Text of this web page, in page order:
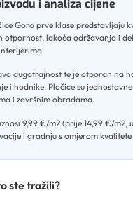
i analiza cijene
Goro prve klase predstavljaju
otpornost, lakoća održavanja i
.
dugotrajnost te je otporan na
i hodnike. Pločice su
i završnim obradama.
9,99 €/m2 (prije 14,99 €/
i gradnju s omjerom kvalitete
ste tražili?